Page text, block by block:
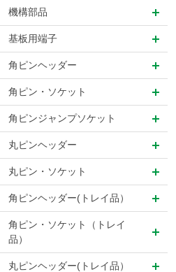
機構部品
基板用端子
角ピンヘッダー
角ピン・ソケット
角ピンジャンプソケット
丸ピンヘッダー
丸ピン・ソケット
角ピンヘッダー(トレイ品）
角ピン・ソケット（トレイ
品）
丸ピンヘッダー(トレイ品）